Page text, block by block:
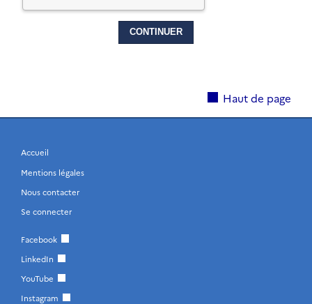
Haut de page
Accueil
Mentions légales
Nous contacter
Se connecter
Facebook
LinkedIn
YouTube
Instagram